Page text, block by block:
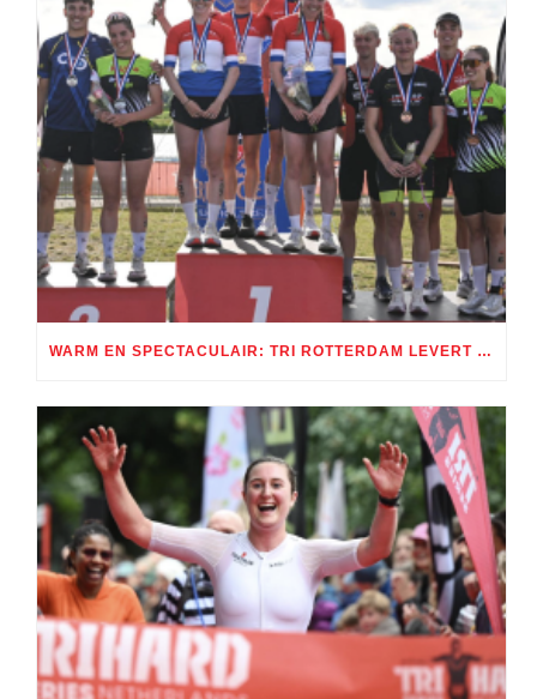
WARM EN SPECTACULAIR: TRI ROTTERDAM LEVERT TWEE DAGEN TRIATHLONSPEKTAKEL